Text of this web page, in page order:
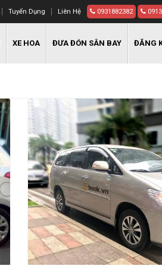
Tuyển Dụng Liên Hệ 0931882382
XE HOA ĐƯA ĐÓN SÂN BAY ĐĂNG